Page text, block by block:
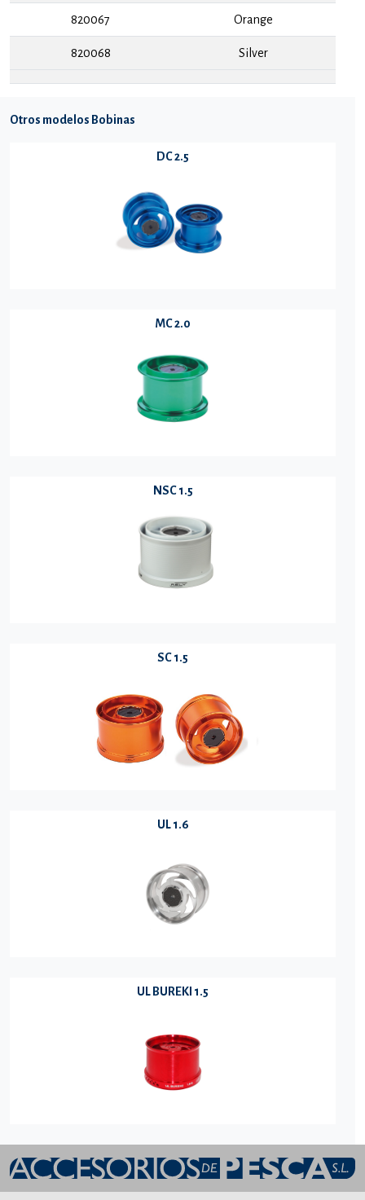
820067 Orange
820068 Silver
Otros modelos Bobinas
DC 2.5
MC 2.0
NSC 1.5
SC 1.5
UL 1.6
UL BUREKI 1.5